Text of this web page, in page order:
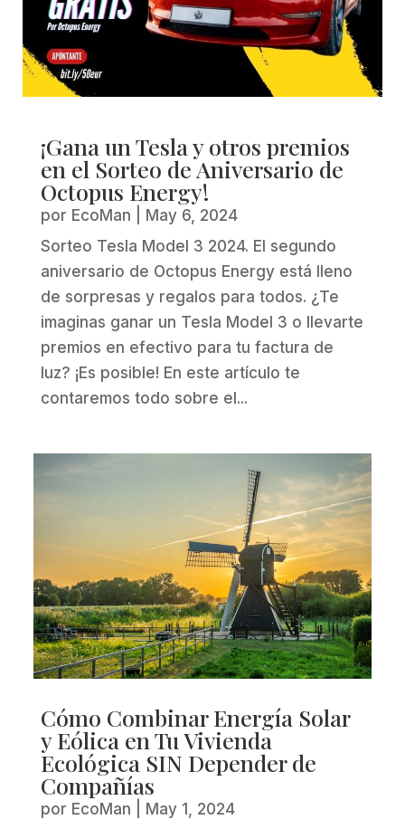
¡Gana un Tesla y otros premios
en el Sorteo de Aniversario de
Octopus Energy!
por EcoMan
May 6, 2024
Sorteo Tesla Model 3 2024. El segundo
aniversario de Octopus Energy está lleno
de sorpresas y regalos para todos. ¿Te
imaginas ganar un Tesla Model 3 o llevarte
premios en efectivo para tu factura de
luz? ¡Es posible! En este artículo te
contaremos todo sobre el...
Cómo Combinar Energía Solar
y Eólica en Tu Vivienda
Ecológica SIN Depender de
Compañías
por EcoMan
May 1, 2024